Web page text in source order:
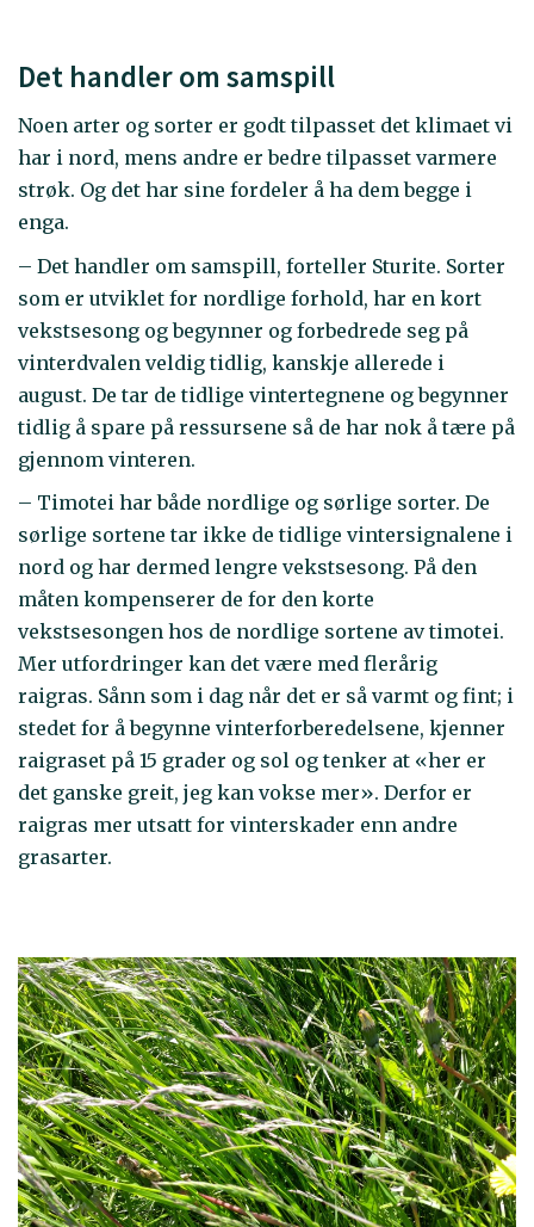
Det handler om samspill
Noen arter og sorter er godt tilpasset det klimaet vi
har i nord, mens andre er bedre tilpasset varmere
strøk. Og det har sine fordeler å ha dem begge i
enga.
– Det handler om samspill, forteller Sturite. Sorter
som er utviklet for nordlige forhold, har en kort
vekstsesong og begynner og forbedrede seg på
vinterdvalen veldig tidlig, kanskje allerede i
august. De tar de tidlige vintertegnene og begynner
tidlig å spare på ressursene så de har nok å tære på
gjennom vinteren.
– Timotei har både nordlige og sørlige sorter. De
sørlige sortene tar ikke de tidlige vintersignalene i
nord og har dermed lengre vekstsesong. På den
måten kompenserer de for den korte
vekstsesongen hos de nordlige sortene av timotei.
Mer utfordringer kan det være med flerårig
raigras. Sånn som i dag når det er så varmt og fint; i
stedet for å begynne vinterforberedelsene, kjenner
raigraset på 15 grader og sol og tenker at «her er
det ganske greit, jeg kan vokse mer». Derfor er
raigras mer utsatt for vinterskader enn andre
grasarter.